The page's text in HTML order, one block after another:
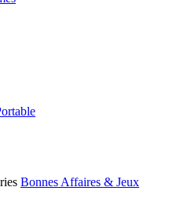
Bonnes Affaires & Jeux